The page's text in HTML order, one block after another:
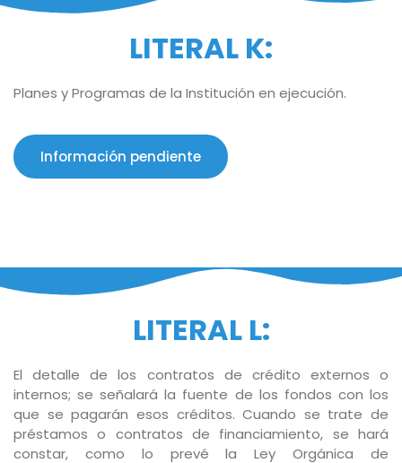
LITERAL K:
Planes y Programas de la Institución en ejecución.
Información pendiente
LITERAL L:
El detalle de los contratos de crédito externos o
internos; se señalará la fuente de los fondos con los
que se pagarán esos créditos. Cuando se trate de
préstamos o contratos de financiamiento, se hará
constar, como lo prevé la Ley Orgánica de